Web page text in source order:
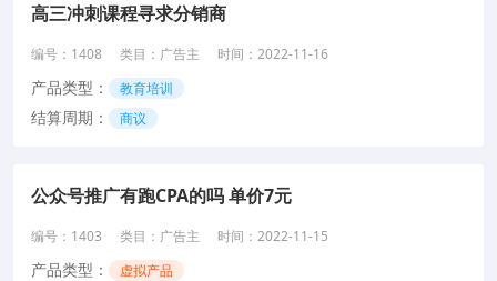
高三冲刺课程寻求分销商
编号： 1408 类目： 广告主 时间： 2022-11-16
产品类型： 教育培训
结算周期： 商议
公众号推广有跑CPA的吗 单价7元
编号： 1403 类目： 广告主 时间： 2022-11-15
产品类型： 虚拟产品